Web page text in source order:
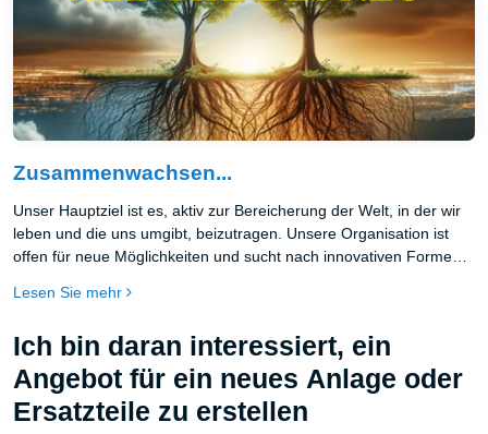
Zusammenwachsen...
Unser Hauptziel ist es, aktiv zur Bereicherung der Welt, in der wir
leben und die uns umgibt, beizutragen. Unsere Organisation ist
offen für neue Möglichkeiten und sucht nach innovativen Formen
Unterstützung, Respekt und Wertschätzung basieren.
Lesen Sie mehr
Ich bin daran interessiert, ein
Angebot für ein neues Anlage oder
Ersatzteile zu erstellen